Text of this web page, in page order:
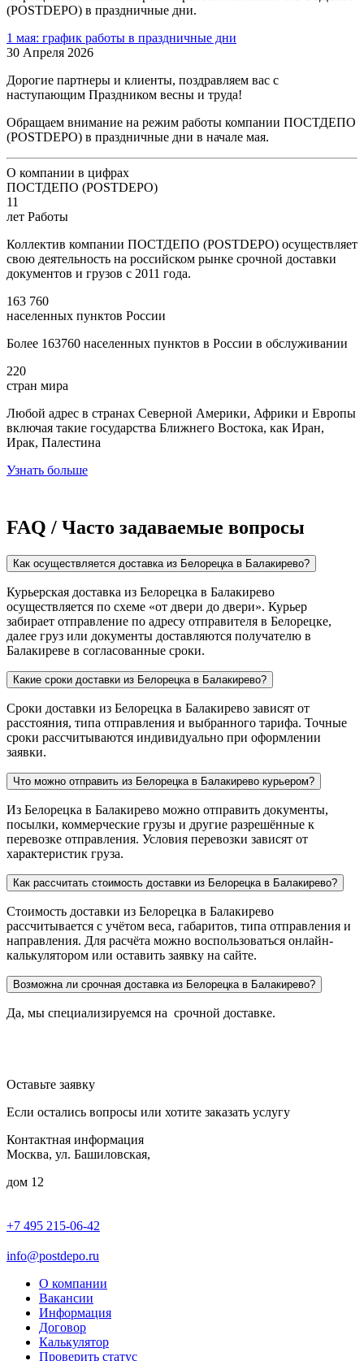
(POSTDEPO) в праздничные дни.
1 мая: график работы в праздничные дни
30 Апреля 2026
Дорогие партнеры и клиенты, поздравляем вас с
наступающим Праздником весны и труда!
Обращаем внимание на режим работы компании ПОСТДЕПО
(POSTDEPO) в праздничные дни в начале мая.
О компании в цифрах
ПОСТДЕПО (POSTDEPO)
11
лет Работы
Коллектив компании ПОСТДЕПО (POSTDEPO) осуществляет
свою деятельность на российском рынке срочной доставки
документов и грузов с 2011 года.
163 760
населенных пунктов России
Более 163760 населенных пунктов в России в обслуживании
220
стран мира
Любой адрес в странах Северной Америки, Африки и Европы
включая такие государства Ближнего Востока, как Иран,
Ирак, Палестина
Узнать больше
FAQ / Часто задаваемые вопросы
Как осуществляется доставка из Белорецка в Балакирево?
Курьерская доставка из Белорецка в Балакирево
осуществляется по схеме «от двери до двери». Курьер
забирает отправление по адресу отправителя в Белорецке,
далее груз или документы доставляются получателю в
Балакиреве в согласованные сроки.
Какие сроки доставки из Белорецка в Балакирево?
Сроки доставки из Белорецка в Балакирево зависят от
расстояния, типа отправления и выбранного тарифа. Точные
сроки рассчитываются индивидуально при оформлении
заявки.
Что можно отправить из Белорецка в Балакирево курьером?
Из Белорецка в Балакирево можно отправить документы,
посылки, коммерческие грузы и другие разрешённые к
перевозке отправления. Условия перевозки зависят от
характеристик груза.
Как рассчитать стоимость доставки из Белорецка в Балакирево?
Стоимость доставки из Белорецка в Балакирево
рассчитывается с учётом веса, габаритов, типа отправления и
направления. Для расчёта можно воспользоваться онлайн-
калькулятором или оставить заявку на сайте.
Возможна ли срочная доставка из Белорецка в Балакирево?
Да, мы специализируемся на срочной доставке.
Оставьте заявку
Если остались вопросы или хотите заказать услугу
Контактная информация
Москва, ул. Башиловская,
дом 12
+7 495 215-06-42
info@postdepo.ru
О компании
Вакансии
Информация
Договор
Калькулятор
Проверить статус